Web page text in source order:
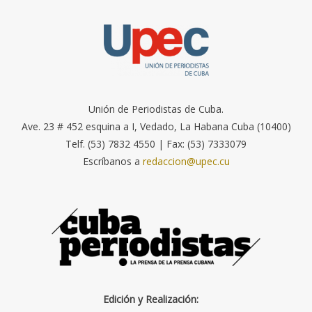
Unión de Periodistas de Cuba.
Ave. 23 # 452 esquina a I, Vedado, La Habana Cuba (10400)
Telf. (53) 7832 4550 | Fax: (53) 7333079
Escríbanos a redaccion@upec.cu
Edición y Realización: